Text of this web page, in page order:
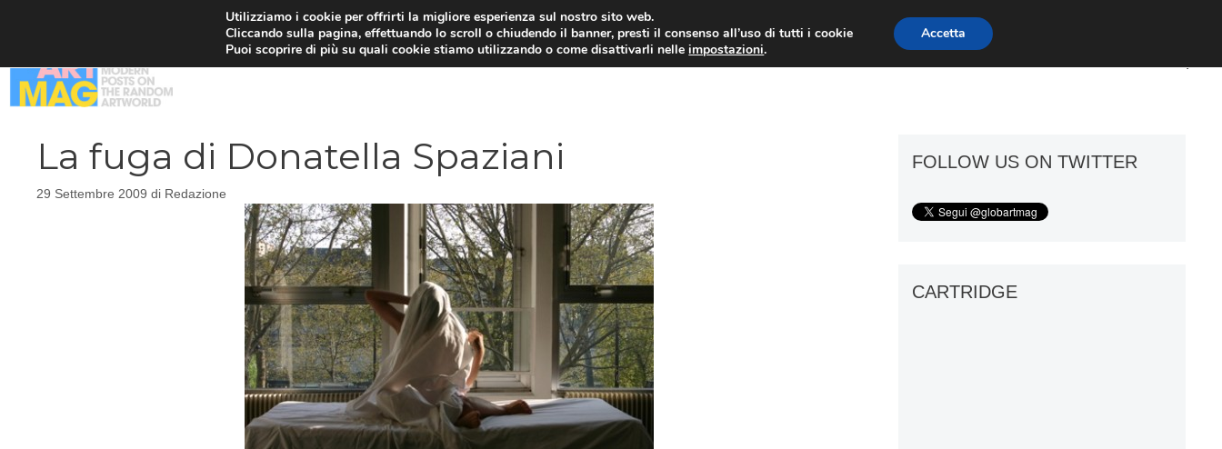
ART GOSSIP FIERE GALLERIE
La fuga di Donatella Spaziani
29 Settembre 2009 di Redazione
FOLLOW US ON TWITTER
CARTRIDGE
Utilizziamo i cookie per offrirti la migliore esperienza sul nostro sito web.
Cliccando sulla pagina, effettuando lo scroll o chiudendo il banner, presti il consenso all’uso di tutti i cookie
Puoi scoprire di più su quali cookie stiamo utilizzando o come disattivarli nelleimpostazioni.
Accetta